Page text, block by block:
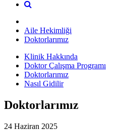
Aile Hekimliği
Doktorlarımız
Klinik Hakkında
Doktor Çalışma Programı
Doktorlarımız
Nasıl Gidilir
Doktorlarımız
24 Haziran 2025